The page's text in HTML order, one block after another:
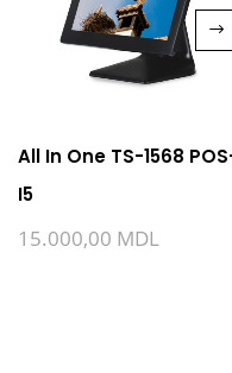
All In One TS-1568
I5
15.000,00 MDL